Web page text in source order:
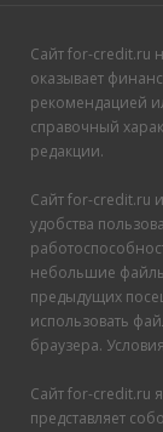
Сайт for-credit.ru
оказывает
рекомендацией
справочный
редакции.
Сайт for-credit.ru
удобства
небольшие
предыдущих
использовать
браузера.
Сайт for-credit.ru
представляет